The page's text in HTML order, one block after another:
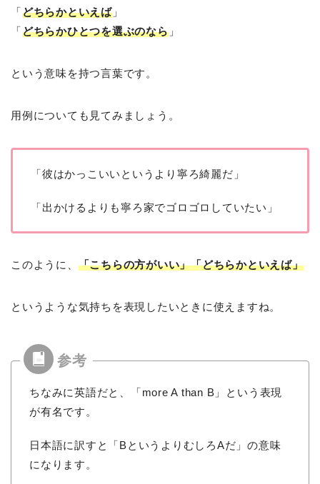
「どちらかといえば」
「どちらかひとつを選ぶのなら」
という意味を持つ言葉です。
用例についても見てみましょう。
「彼はかっこいいというより寧ろ綺麗だ」
「出かけるよりも寧ろ家でゴロゴロしていたい」
このように、 「こちらの方がいい」「どちらかといえば」
というような気持ちを表現したいときに使えますね。
ちなみに英語だと、「more A than B」という表現
が有名です。
日本語に訳すと「BというよりむしろAだ」の意味
になります。